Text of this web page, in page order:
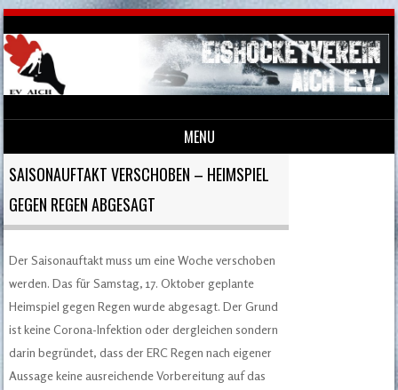
MENU
Skip to content
SAISONAUFTAKT VERSCHOBEN – HEIMSPIEL
GEGEN REGEN ABGESAGT
Der Saisonauftakt muss um eine Woche verschoben
werden. Das für Samstag, 17. Oktober geplante
Heimspiel gegen Regen wurde abgesagt. Der Grund
ist keine Corona-Infektion oder dergleichen sondern
darin begründet, dass der ERC Regen nach eigener
Aussage keine ausreichende Vorbereitung auf das